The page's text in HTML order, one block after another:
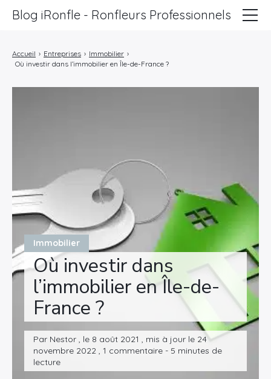
Immobilier
Où investir dans
l’immobilier en Île-de-
France ?
Par Nestor , le 8 août 2021 , mis à jour le 24
novembre 2022 , 1 commentaire - 5 minutes de
lecture
Accueil › Entreprises › Immobilier ›
Où investir dans l’immobilier en Île-de-France ?
Blog iRonfle - Ronfleurs Professionnels
Revue Web